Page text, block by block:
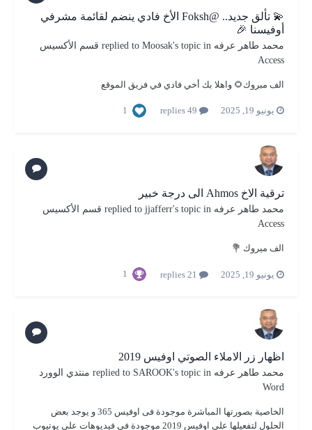
💫 تألق جديد.. @Foksh الأخ فادي ينضم لقائمة مشرفي
أوفيسنا 🎉
محمد طاهر عرفه Moosak's topic in
قسم الأكسيس
Access
الف مبروك🌻 واهلا بك أخي فادي في فريق الموقع
يونيو 19, 2025 1
ترقية الاخ Ahmos الى درجة خبير
محمد طاهر عرفه jjafferr's topic in
قسم الأكسيس
Access
الف ميروك 💐
يونيو 19, 2025 1
اظهار زر الاملاء الصوتي اوفيس 2019
محمد طاهر عرفه SAROOK's topic in
منتدي الوورد
Word
الخاصية بصورتها المباشرة موجودة فى اوفيس 365 و يوجد بعض
الحلول لتفعيلها على اوفيس 2019 موجودة فى فيديوهات على يوتيوب